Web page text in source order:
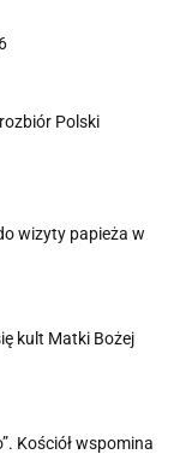
Polski
wizyty papieża w
kult Matki Bożej
Kościół wspomina